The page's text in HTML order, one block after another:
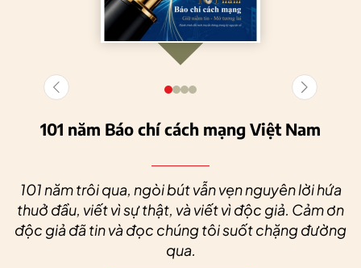
101 năm Báo chí cách mạng Việt Nam
101 năm trôi qua, ngòi bút vẫn vẹn nguyên lời hứa
thuở đầu, viết vì sự thật, và viết vì độc giả. Cảm ơn
độc giả đã tin và đọc chúng tôi suốt chặng đường
qua.